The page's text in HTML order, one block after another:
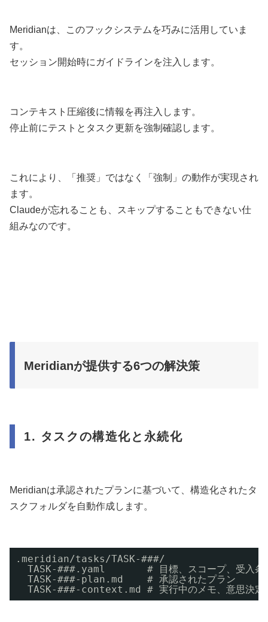
Meridianは、このフックシステムを巧みに活用していま
す。
セッション開始時にガイドラインを注入します。
コンテキスト圧縮後に情報を再注入します。
停止前にテストとタスク更新を強制確認します。
これにより、「推奨」ではなく「強制」の動作が実現され
ます。
Claudeが忘れることも、スキップすることもできない仕
組みなのです。
Meridianが提供する6つの解決策
1. タスクの構造化と永続化
Meridianは承認されたプランに基づいて、構造化されたタ
スクフォルダを自動作成します。
.meridian/tasks/TASK-###/
TASK-###.yaml       # 目標、スコープ、受入条
TASK-###-plan.md    # 承認されたプラン
TASK-###-context.md # 実行中のメモ、意思決定